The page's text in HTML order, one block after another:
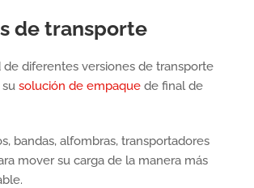
de transporte
diferentes versiones de transporte
solución de empaquede final de
bandas, alfombras, transportadores
mover su carga de la manera más